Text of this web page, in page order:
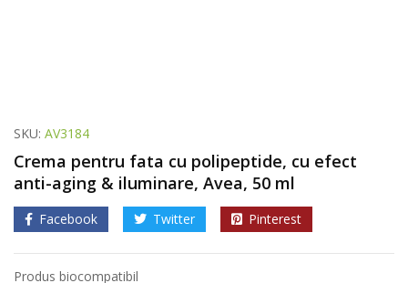
SKU: AV3184
Crema pentru fata cu polipeptide, cu efect
anti-aging & iluminare, Avea, 50 ml
Facebook Twitter Pinterest
Produs biocompatibil